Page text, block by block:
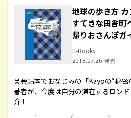
地球の歩き方
すてきな田舎町
帰りおさんぽガ
D-Books
2018.07.26 発売
英会話本でおなじみの「Kayoの“秘密
著者が、今度は自分の滞在するロン
介！